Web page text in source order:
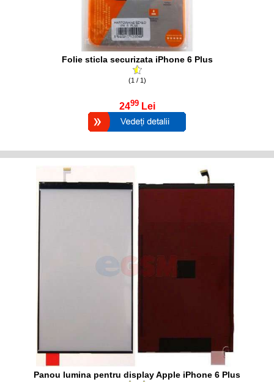
Folie sticla securizata iPhone 6 Plus
(1 / 1)
2499 Lei
Panou lumina pentru display Apple iPhone 6 Plus